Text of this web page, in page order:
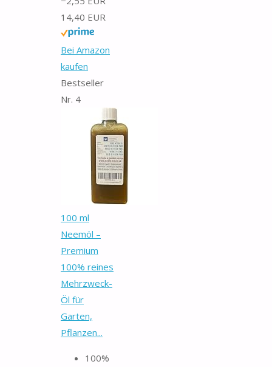
14,40 EUR
Bei Amazon
kaufen
Bestseller
Nr. 4
100 ml
Neemöl –
Premium
100% reines
Mehrzweck-
Öl für
Garten,
Pflanzen...
100%